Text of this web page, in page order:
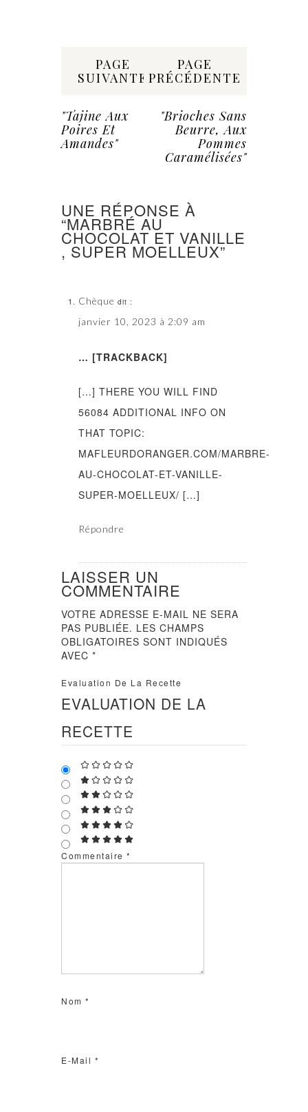
PAGE
SUIVANTE
"Tajine Aux
Poires Et
Amandes"
PAGE
PRÉCÉDENTE
"Brioches Sans
Beurre, Aux
Pommes
Caramélisées"
UNE RÉPONSE À
“MARBRÉ AU
CHOCOLAT ET VANILLE
, SUPER MOELLEUX”
Chèque dit :
janvier 10, 2023 à 2:09 am
… [TRACKBACK]
[…] THERE YOU WILL FIND
56084 ADDITIONAL INFO ON
THAT TOPIC:
MAFLEURDORANGER.COM/MARBRE-
AU-CHOCOLAT-ET-VANILLE-
SUPER-MOELLEUX/ […]
Répondre
LAISSER UN
COMMENTAIRE
VOTRE ADRESSE E-MAIL NE SERA
PAS PUBLIÉE. LES CHAMPS
OBLIGATOIRES SONT INDIQUÉS
AVEC*
Evaluation De La Recette
EVALUATION DE LA
RECETTE
Commentaire*
Nom*
E-Mail *